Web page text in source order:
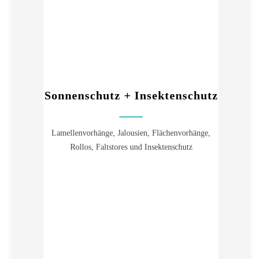
Sonnenschutz + Insektenschutz
Lamellenvorhänge, Jalousien, Flächenvorhänge,
Rollos, Faltstores und Insektenschutz